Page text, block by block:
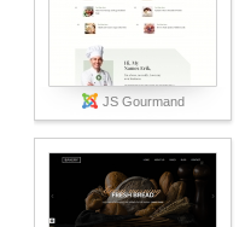
JS Gourmand